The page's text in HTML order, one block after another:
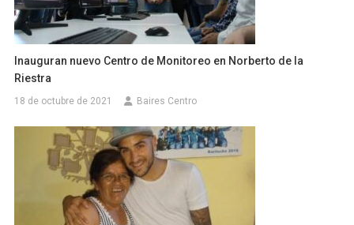
Inauguran nuevo Centro de Monitoreo en Norberto de la
Riestra
18 de octubre de 2021 Baires Centro